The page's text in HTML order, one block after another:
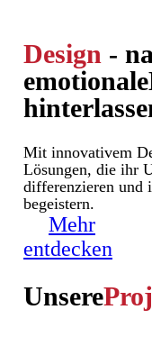
Design -
emotionale
Mit innovativem
Lösungen, die ihr
differenzieren und
begeistern.
Mehr
entdecken
Unsere